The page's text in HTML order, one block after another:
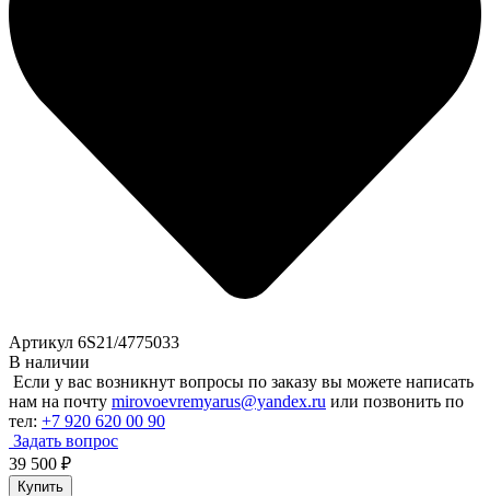
Артикул 6S21/4775033
В наличии
Если у вас возникнут вопросы по заказу вы можете написать
нам на почту mirovoevremyarus@yandex.ru или позвонить по
тел: +7 920 620 00 90
Задать вопрос
39 500 ₽
Купить